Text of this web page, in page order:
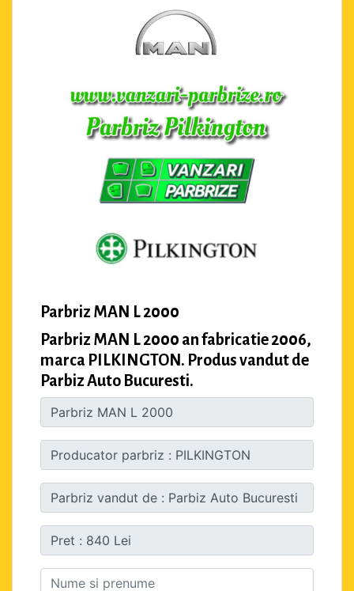
Parbriz MAN L 2000
Parbriz MAN L 2000 an fabricatie 2006,
marca PILKINGTON. Produs vandut de
Parbiz Auto Bucuresti.